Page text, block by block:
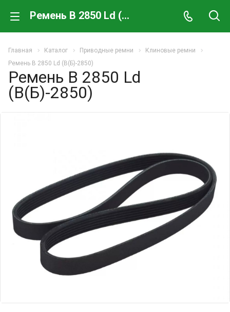
Ремень B 2850 Ld (В(Б)-2850)
Главная Каталог Приводные ремни
Клиновые ремни
Ремень B 2850 Ld (В(Б)-2850)
Ремень B 2850 Ld
(В(Б)-2850)